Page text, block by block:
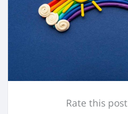
Rate this post